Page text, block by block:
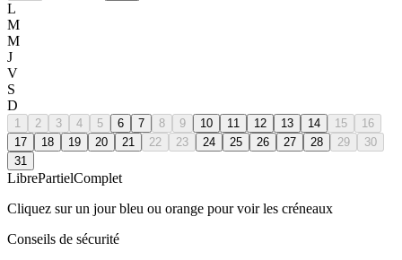
L
M
M
J
V
S
D
1 2 3 4 5 6 7 8 9 10 11 12 13 14 15
16
17
18 19 20 21 22 23 24 25 26 27 28 29
30
31
LibrePartielComplet
Cliquez sur un jour bleu ou orange pour voir les créneaux
Conseils de sécurité